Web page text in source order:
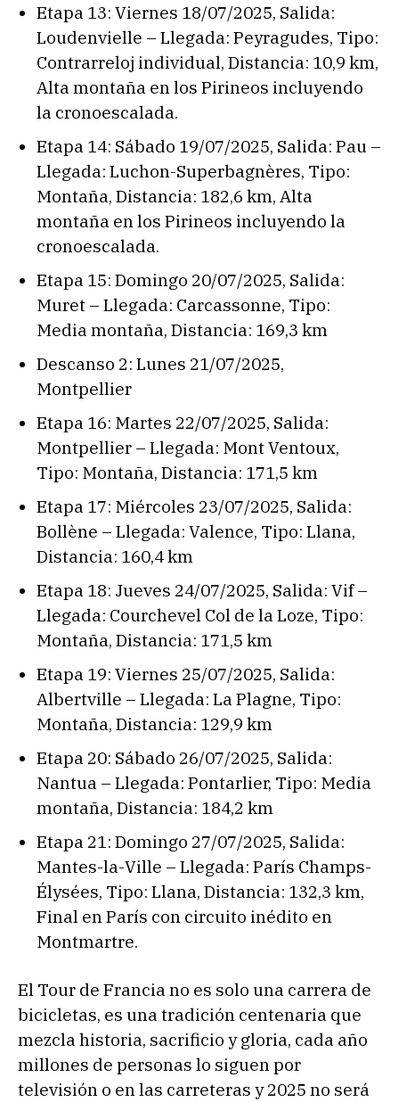
Etapa 13: Viernes 18/07/2025, Salida:
Loudenvielle – Llegada: Peyragudes, Tipo:
Contrarreloj individual, Distancia: 10,9 km,
Alta montaña en los Pirineos incluyendo
la cronoescalada.
Etapa 14: Sábado 19/07/2025, Salida: Pau –
Llegada: Luchon-Superbagnères, Tipo:
Montaña, Distancia: 182,6 km, Alta
montaña en los Pirineos incluyendo la
cronoescalada.
Etapa 15: Domingo 20/07/2025, Salida:
Muret – Llegada: Carcassonne, Tipo:
Media montaña, Distancia: 169,3 km
Descanso 2: Lunes 21/07/2025,
Montpellier
Etapa 16: Martes 22/07/2025, Salida:
Montpellier – Llegada: Mont Ventoux,
Tipo: Montaña, Distancia: 171,5 km
Etapa 17: Miércoles 23/07/2025, Salida:
Bollène – Llegada: Valence, Tipo: Llana,
Distancia: 160,4 km
Etapa 18: Jueves 24/07/2025, Salida: Vif –
Llegada: Courchevel Col de la Loze, Tipo:
Montaña, Distancia: 171,5 km
Etapa 19: Viernes 25/07/2025, Salida:
Albertville – Llegada: La Plagne, Tipo:
Montaña, Distancia: 129,9 km
Etapa 20: Sábado 26/07/2025, Salida:
Nantua – Llegada: Pontarlier, Tipo: Media
montaña, Distancia: 184,2 km
Etapa 21: Domingo 27/07/2025, Salida:
Mantes-la-Ville – Llegada: París Champs-
Élysées, Tipo: Llana, Distancia: 132,3 km,
Final en París con circuito inédito en
Montmartre.
El Tour de Francia no es solo una carrera de
bicicletas, es una tradición centenaria que
mezcla historia, sacrificio y gloria, cada año
millones de personas lo siguen por
televisión o en las carreteras y 2025 no será